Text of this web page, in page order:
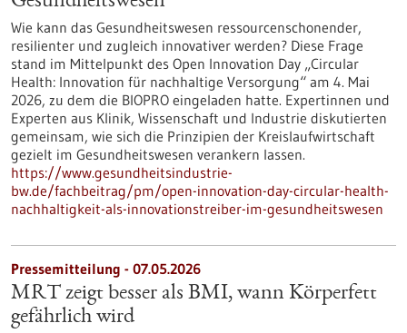
Wie kann das Gesundheitswesen ressourcenschonender,
resilienter und zugleich innovativer werden? Diese Frage
stand im Mittelpunkt des Open Innovation Day „Circular
Health: Innovation für nachhaltige Versorgung“ am 4. Mai
2026, zu dem die BIOPRO eingeladen hatte. Expertinnen und
Experten aus Klinik, Wissenschaft und Industrie diskutierten
gemeinsam, wie sich die Prinzipien der Kreislaufwirtschaft
gezielt im Gesundheitswesen verankern lassen.
https://www.gesundheitsindustrie-
bw.de/fachbeitrag/pm/open-innovation-day-circular-health-
nachhaltigkeit-als-innovationstreiber-im-gesundheitswesen
Pressemitteilung - 07.05.2026
MRT zeigt besser als BMI, wann Körperfett
gefährlich wird